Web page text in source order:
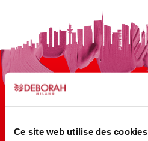
Ce site web utilise des cookies.